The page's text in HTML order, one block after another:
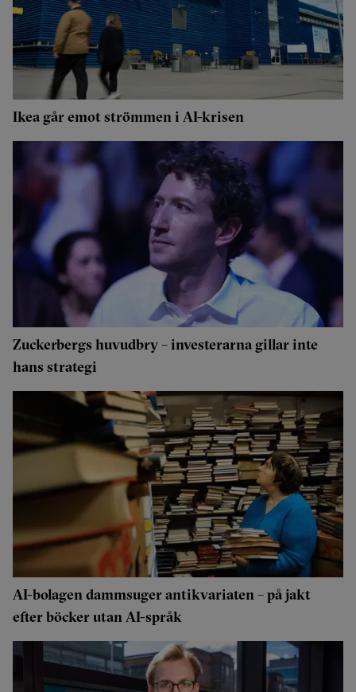
Ikea går emot strömmen i AI-krisen
Zuckerbergs huvudbry – investerarna gillar inte
hans strategi
AI-bolagen dammsuger antikvariaten – på jakt
efter böcker utan AI-språk